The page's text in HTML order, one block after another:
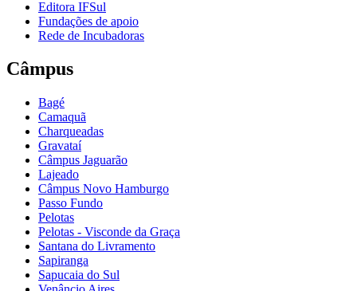
Editora IFSul
Fundações de apoio
Rede de Incubadoras
Câmpus
Bagé
Camaquã
Charqueadas
Gravataí
Câmpus Jaguarão
Lajeado
Câmpus Novo Hamburgo
Passo Fundo
Pelotas
Pelotas - Visconde da Graça
Santana do Livramento
Sapiranga
Sapucaia do Sul